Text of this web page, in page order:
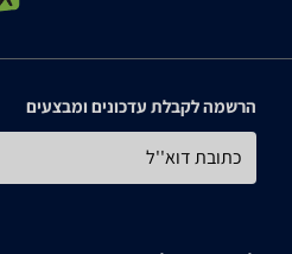
הרשמה לקבלת עדכונים ומבצעים
כתובת דוא''ל